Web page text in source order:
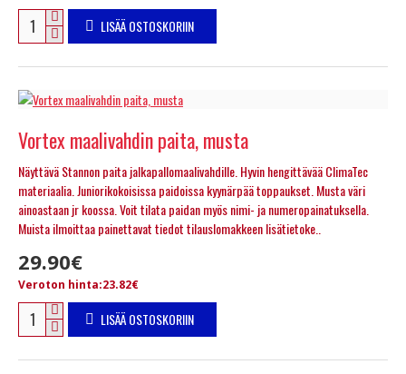
LISÄÄ OSTOSKORIIN
Vortex maalivahdin paita, musta
Näyttävä Stannon paita jalkapallomaalivahdille. Hyvin hengittävää ClimaTec
materiaalia. Juniorikokoisissa paidoissa kyynärpää toppaukset. Musta väri
ainoastaan jr koossa. Voit tilata paidan myös nimi- ja numeropainatuksella.
Muista ilmoittaa painettavat tiedot tilauslomakkeen lisätietoke..
29.90€
Veroton hinta:23.82€
LISÄÄ OSTOSKORIIN